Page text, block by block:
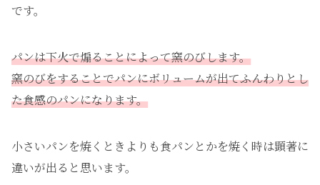
です。
パンは下火で煽ることによって窯のびします。
窯のびをすることでパンにボリュームが出てふんわりとし
た食感のパンになります。
小さいパンを焼くときよりも食パンとかを焼く時は顕著に
違いが出ると思います。